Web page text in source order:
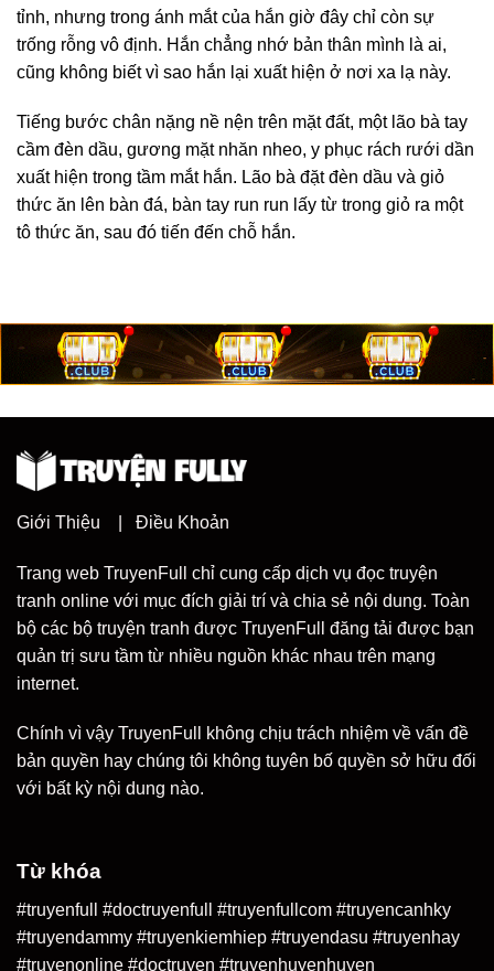
tỉnh, nhưng trong ánh mắt của hắn giờ đây chỉ còn sự
trống rỗng vô định. Hắn chẳng nhớ bản thân mình là ai,
cũng không biết vì sao hắn lại xuất hiện ở nơi xa lạ này.
Tiếng bước chân nặng nề nện trên mặt đất, một lão bà tay
cầm đèn dầu, gương mặt nhăn nheo, y phục rách rưới dần
xuất hiện trong tầm mắt hắn. Lão bà đặt đèn dầu và giỏ
thức ăn lên bàn đá, bàn tay run run lấy từ trong giỏ ra một
tô thức ăn, sau đó tiến đến chỗ hắn.
Giới Thiệu Điều Khoản
Trang web TruyenFull chỉ cung cấp dịch vụ đọc truyện
tranh online với mục đích giải trí và chia sẻ nội dung. Toàn
bộ các bộ truyện tranh được TruyenFull đăng tải được bạn
quản trị sưu tầm từ nhiều nguồn khác nhau trên mạng
internet.
Chính vì vậy TruyenFull không chịu trách nhiệm về vấn đề
bản quyền hay chúng tôi không tuyên bố quyền sở hữu đối
với bất kỳ nội dung nào.
Từ khóa
#truyenfull #doctruyenfull #truyenfullcom #truyencanhky
#truyendammy #truyenkiemhiep #truyendasu #truyenhay
#truyenonline #doctruyen #truyenhuyenhuyen